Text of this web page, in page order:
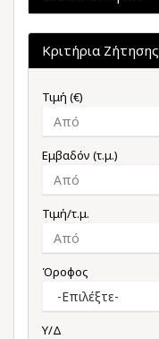
Κριτήρια Ζήτησης
Τιμή (€)
Εμβαδόν (τ.μ.)
Τιμή/τ.μ.
Όροφος
Υ/Δ